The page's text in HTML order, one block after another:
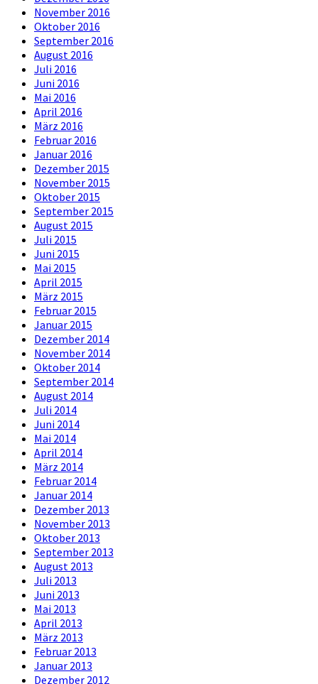
November 2016
Oktober 2016
September 2016
August 2016
Juli 2016
Juni 2016
Mai 2016
April 2016
März 2016
Februar 2016
Januar 2016
Dezember 2015
November 2015
Oktober 2015
September 2015
August 2015
Juli 2015
Juni 2015
Mai 2015
April 2015
März 2015
Februar 2015
Januar 2015
Dezember 2014
November 2014
Oktober 2014
September 2014
August 2014
Juli 2014
Juni 2014
Mai 2014
April 2014
März 2014
Februar 2014
Januar 2014
Dezember 2013
November 2013
Oktober 2013
September 2013
August 2013
Juli 2013
Juni 2013
Mai 2013
April 2013
März 2013
Februar 2013
Januar 2013
Dezember 2012